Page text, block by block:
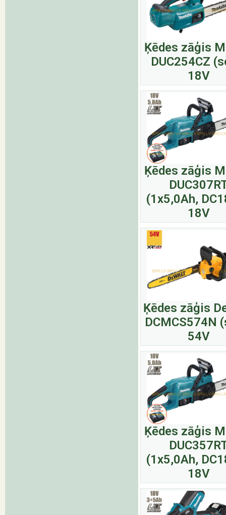
Ķēdes zāģis
DUC254CZ
18V
Ķēdes zāģis
(1x5,0Ah,
18V
Ķēdes zāģis
DCMCS574N
54V
Ķēdes zāģis
(1x5,0Ah,
18V